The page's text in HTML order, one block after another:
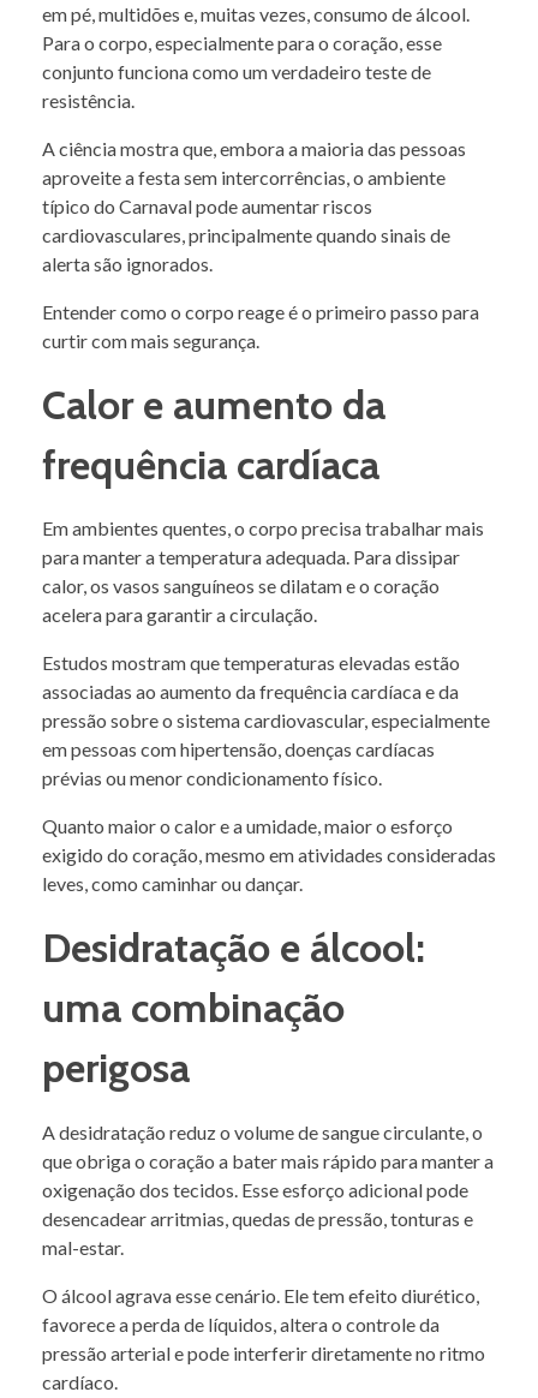
em pé, multidões e, muitas vezes, consumo de álcool.
Para o corpo, especialmente para o coração, esse
conjunto funciona como um verdadeiro teste de
resistência.
A ciência mostra que, embora a maioria das pessoas
aproveite a festa sem intercorrências, o ambiente
típico do Carnaval pode aumentar riscos
cardiovasculares, principalmente quando sinais de
alerta são ignorados.
Entender como o corpo reage é o primeiro passo para
curtir com mais segurança.
Calor e aumento da
frequência cardíaca
Em ambientes quentes, o corpo precisa trabalhar mais
para manter a temperatura adequada. Para dissipar
calor, os vasos sanguíneos se dilatam e o coração
acelera para garantir a circulação.
Estudos mostram que temperaturas elevadas estão
associadas ao aumento da frequência cardíaca e da
pressão sobre o sistema cardiovascular, especialmente
em pessoas com hipertensão, doenças cardíacas
prévias ou menor condicionamento físico.
Quanto maior o calor e a umidade, maior o esforço
exigido do coração, mesmo em atividades consideradas
leves, como caminhar ou dançar.
Desidratação e álcool:
uma combinação
perigosa
A desidratação reduz o volume de sangue circulante, o
que obriga o coração a bater mais rápido para manter a
oxigenação dos tecidos. Esse esforço adicional pode
desencadear arritmias, quedas de pressão, tonturas e
mal-estar.
O álcool agrava esse cenário. Ele tem efeito diurético,
favorece a perda de líquidos, altera o controle da
pressão arterial e pode interferir diretamente no ritmo
cardíaco.